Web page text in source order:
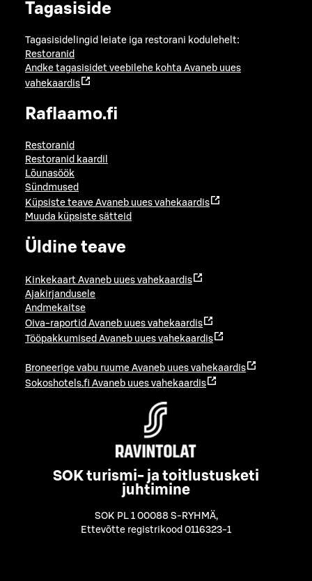
Tagasiside
Tagasisidelingid leiate iga restorani kodulehelt:
Restoranid
Andke tagasisidet veebilehe kohta Avaneb uues
vahekaardis
Raflaamo.fi
Restoranid
Restoranid kaardil
Lõunasöök
Sündmused
Küpsiste teave Avaneb uues vahekaardis
Muuda küpsiste sätteid
Üldine teave
Kinkekaart Avaneb uues vahekaardis
Ajakirjandusele
Andmekaitse
Oiva-raportid Avaneb uues vahekaardis
Tööpakkumised Avaneb uues vahekaardis
Broneerige vabu ruume Avaneb uues vahekaardis
Sokoshotels.fi Avaneb uues vahekaardis
SOK turismi- ja toitlustusketi
juhtimine
SOK PL 1 00088 S-RYHMÄ,
Ettevõtte registrikood 0116323-1